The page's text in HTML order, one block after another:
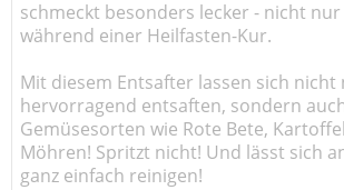
schmeckt besonders lecker - nicht nur
während einer Heilfasten-Kur.
Mit diesem Entsafter lassen sich nicht
hervorragend entsaften, sondern
Gemüsesorten wie Rote Bete,
Möhren! Spritzt nicht! Und lässt sich
ganz einfach reinigen!